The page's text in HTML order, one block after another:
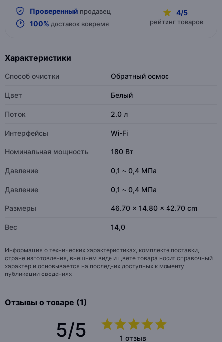
Проверенный продавец
100% доставок вовремя
4/5
рейтинг товаров
Характеристики
Способ очистки Обратный осмос
Цвет Белый
Поток 2.0 л
Интерфейсы Wi-Fi
Номинальная мощность 180 Вт
Давление 0,1 ~ 0,4 МПа
Давление 0,1 ~ 0,4 МПа
Размеры 46.70 x 14.80 x 42.70 cm
Вес 14,0
Информация о технических характеристиках, комплекте поставки,
стране изготовления, внешнем виде и цвете товара носит справочный
характер и основывается на последних доступных к моменту
публикации сведениях
Отзывы о товаре (1)
5/5 1 отзыв